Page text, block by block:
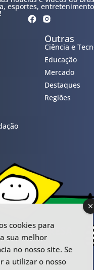
esportes,
Outras
Ciência e
Educação
Mercado
Destaques
Regiões
cookies para
sua melhor
no nosso site. Se
a utilizar o nosso